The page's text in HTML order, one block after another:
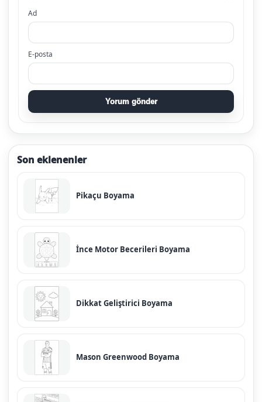
Ad
E-posta
Yorum gönder
Son eklenenler
Pikaçu Boyama
İnce Motor Becerileri Boyama
Dikkat Geliştirici Boyama
Mason Greenwood Boyama